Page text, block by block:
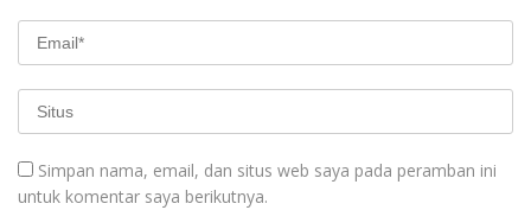
Simpan nama, email, dan situs web saya pada peramban ini
untuk komentar saya berikutnya.